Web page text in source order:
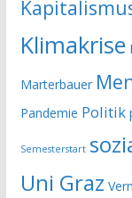
Klimakrise
Marterbauer
Pandemie Politik
Semesterstart
Uni Graz